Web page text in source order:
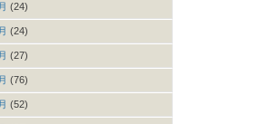
(24)
(24)
(27)
(76)
(52)